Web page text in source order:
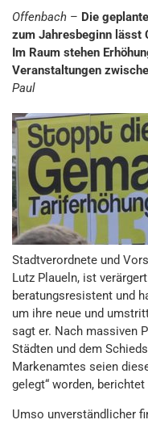
Offenbach – Die
zum Jahresbeginn lässt
Im Raum stehen
Veranstaltungen
Paul
Stadtverordnete und
Lutz Plaueln, ist
beratungsresistent und
um ihre neue und
sagt er. Nach massiven
Städten und dem
Markenamtes seien
gelegt“ worden, berichtet
Umso unverständlicher